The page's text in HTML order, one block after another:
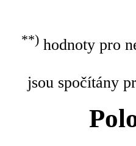
**)hodnoty pro
jsou spočítány